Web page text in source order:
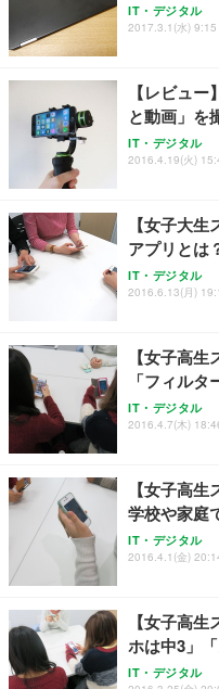
IT・デジタル
2017.3.1(水) 9:15
【レビュ
と動画」を
IT・デジタル
2016.4.19(火)
【女子大
アプリとは
IT・デジタル
2016.6.13(月)
【女子高
「フィル
IT・デジタル
2016.4.7(木)
【女子高
学校や家庭
IT・デジタル
2016.4.1(金)
【女子高
ホは中3」
IT・デジタル